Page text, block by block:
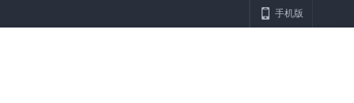
手机版